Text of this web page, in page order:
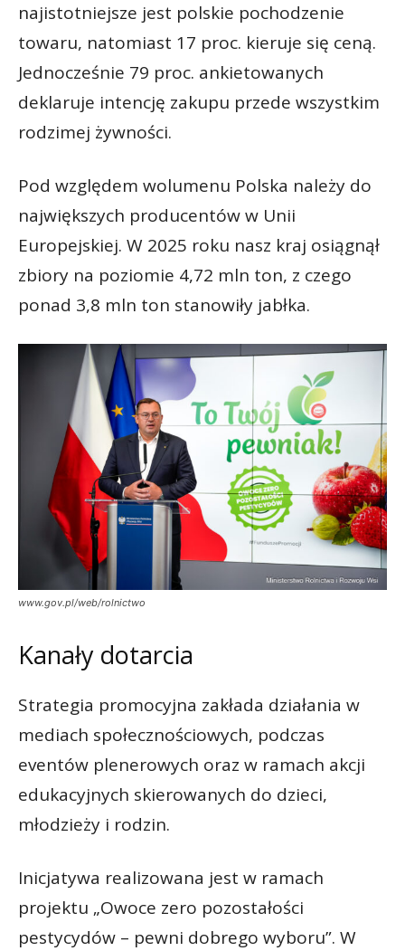
najistotniejsze jest polskie pochodzenie
towaru, natomiast 17 proc. kieruje się ceną.
Jednocześnie 79 proc. ankietowanych
deklaruje intencję zakupu przede wszystkim
rodzimej żywności.
Pod względem wolumenu Polska należy do
największych producentów w Unii
Europejskiej. W 2025 roku nasz kraj osiągnął
zbiory na poziomie 4,72 mln ton, z czego
ponad 3,8 mln ton stanowiły jabłka.
www.gov.pl/web/rolnictwo
Kanały dotarcia
Strategia promocyjna zakłada działania w
mediach społecznościowych, podczas
eventów plenerowych oraz w ramach akcji
edukacyjnych skierowanych do dzieci,
młodzieży i rodzin.
Inicjatywa realizowana jest w ramach
projektu „Owoce zero pozostałości
pestycydów – pewni dobrego wyboru”. W